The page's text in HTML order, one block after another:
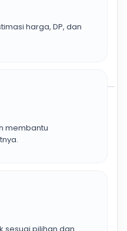
harga, DP, dan
membantu